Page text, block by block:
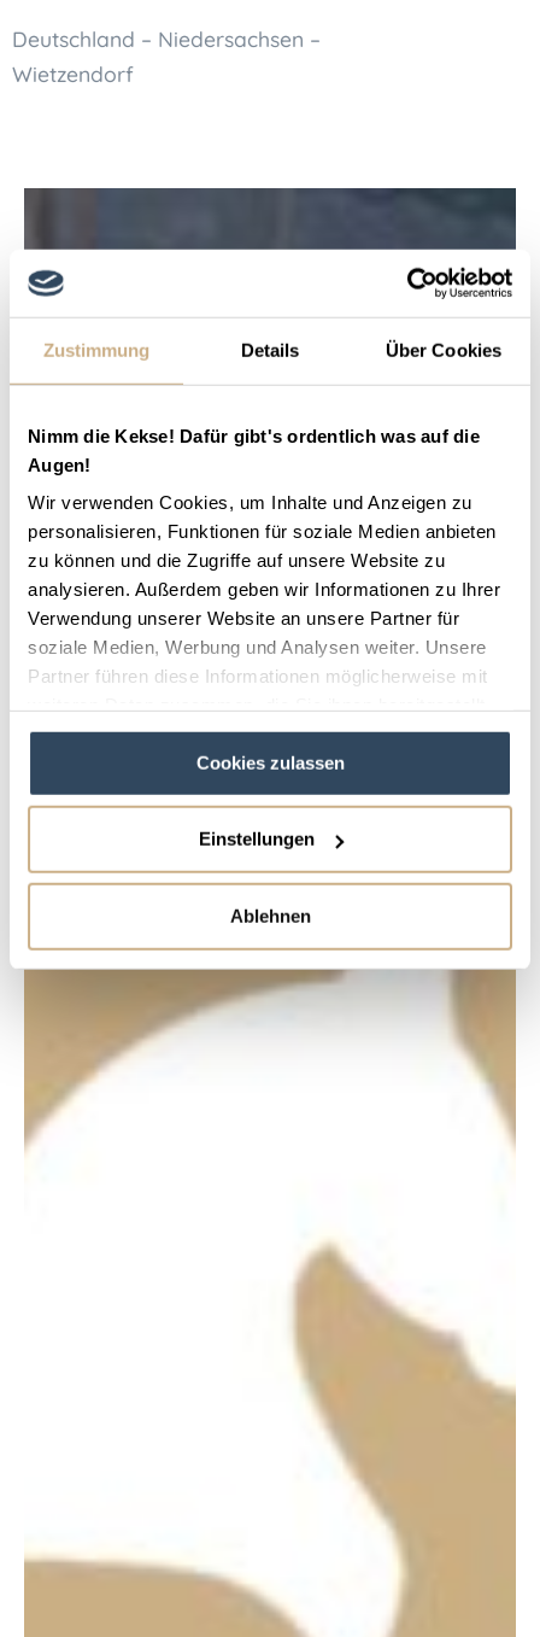
Zustimmung Details Über Cookies
Nimm die Kekse! Dafür gibt's ordentlich was auf die
Augen!
Wir verwenden Cookies, um Inhalte und Anzeigen zu
personalisieren, Funktionen für soziale Medien anbieten
zu können und die Zugriffe auf unsere Website zu
analysieren. Außerdem geben wir Informationen zu Ihrer
Verwendung unserer Website an unsere Partner für
soziale Medien, Werbung und Analysen weiter. Unsere
Partner führen diese Informationen möglicherweise mit
haben oder die sie im Rahmen Ihrer Nutzung der Dienste
Cookies zulassen
Einstellungen
Ablehnen
Deutschland – Niedersachsen –
Wietzendorf